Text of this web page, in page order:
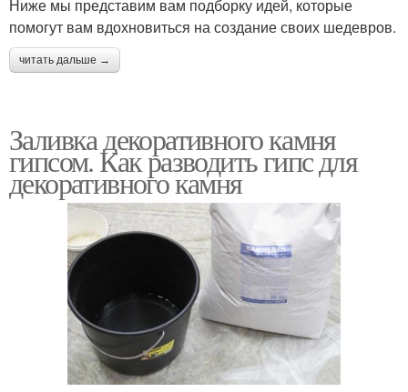
Ниже мы представим вам подборку идей, которые
помогут вам вдохновиться на создание своих шедевров.
читать дальше →
Заливка декоративного камня
гипсом. Как разводить гипс для
декоративного камня